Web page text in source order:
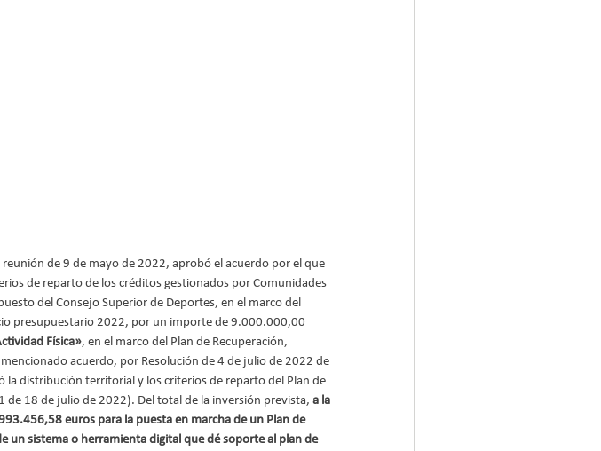
de 9 de mayo de 2022, aprobó el acuerdo por el que
de reparto de los créditos gestionados por Comunidades
del Consejo Superior de Deportes, en el marco del
presupuestario 2022, por un importe de 9.000.000,00
Física», en el marco del Plan de Recuperación,
acuerdo, por Resolución de 4 de julio de 2022 de
la distribución territorial y los criterios de reparto del Plan de
de 18 de julio de 2022). Del total de la inversión prevista, a la
euros para la puesta en marcha de un Plan de
un sistema o herramienta digital que dé soporte al plan de